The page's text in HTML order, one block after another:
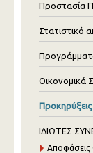
Προστασία
Στατιστικό
Οικονομικά
Προκηρύξεις
ΙΔΙΩΤΕΣ
Αποφάσεις